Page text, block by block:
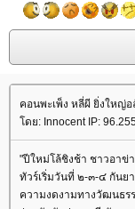
คอนพะเพ็ง หลี่ผี ยิ่งใหญ่อ
ดย: Innocent IP:
"ปีใหม่โล้ชิงช้า ชาวอาข่
ทัวร์เริ่มวันที่ ๒-๓-๔ กันย
ความงดงามทางวัฒนธร